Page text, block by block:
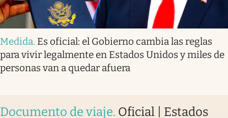
Medida. Es oficial: el Gobierno cambia las reglas
para vivir legalmente en Estados Unidos y miles de
personas van a quedar afuera
Documento de viaje. Oficial | Estados